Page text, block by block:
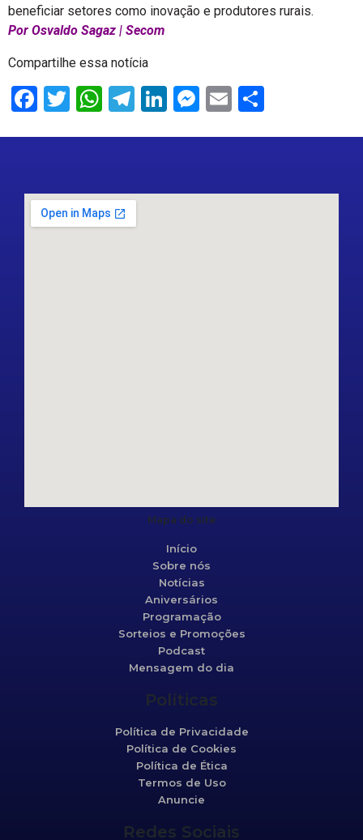
beneficiar setores como inovação e produtores rurais.
Por Osvaldo Sagaz | Secom
Compartilhe essa notícia
Facebook
Twitter
WhatsApp
Telegram
LinkedIn
Messenger
Email
Mapa do site
Início
Sobre nós
Notícias
Aniversários
Programação
Sorteios e Promoções
Podcast
Mensagem do dia
Políticas
Política de Privacidade
Política de Cookies
Política de Ética
Termos de Uso
Anuncie
Redes Sociais